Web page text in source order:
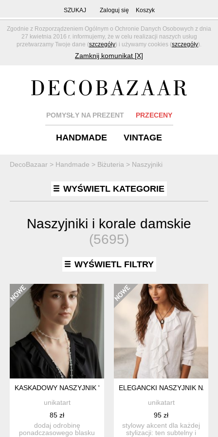
Zgodnie z Rozporządzeniem Ogólnym o Ochronie Danych Osobowych z dnia
27 kwietnia 2016 r. informujemy, że w celu realizacji naszych usług
przetwarzamy Twoje dane (szczegóły) i używamy cookies (szczegóły).
Zamknij komunikat [X]
SZUKAJ Zaloguj się Koszyk
POMYSŁY NA PREZENT PRZECENY
HANDMADE VINTAGE
DecoBazaar > Handmade > Biżuteria > Naszyjniki
WYŚWIETL KATEGORIE
Naszyjniki i korale damskie
(5695)
WYŚWIETL FILTRY
KASKADOWY NASZYJNIK "LŚNIĄCA ROSA" -
unikatart
85 zł
dodaj odrobinę
ponadczasowego blasku
ELEGANCKI NASZYJNIK NA
unikatart
95 zł
stylowy akcent dla każdej
stylizacji: ten subtelny i